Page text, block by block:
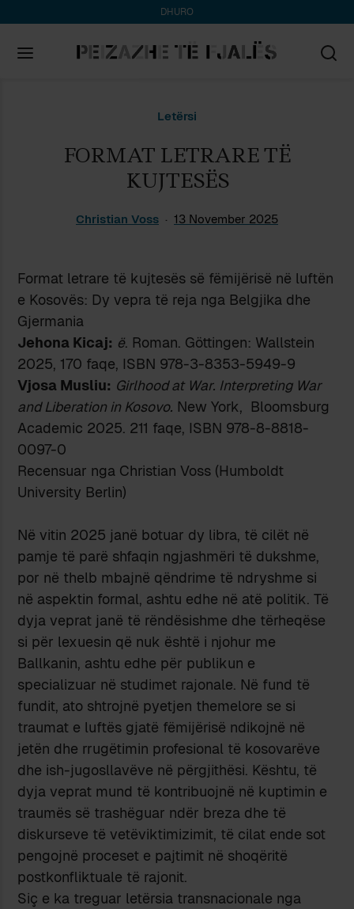
DHURO
Letërsi
FORMAT LETRARE TË
KUJTESËS
Christian Voss 13 November 2025
Format letrare të kujtesës së fëmijërisë në luftën
e Kosovës: Dy vepra të reja nga Belgjika dhe
Gjermania
Jehona Kicaj: ë. Roman. Göttingen: Wallstein
2025, 170 faqe, ISBN 978-3-8353-5949-9
Vjosa Musliu: Girlhood at War. Interpreting War
and Liberation in Kosovo. New York, Bloomsburg
Academic 2025. 211 faqe, ISBN 978-8-8818-
0097-0
Recensuar nga Christian Voss (Humboldt
University Berlin)
Në vitin 2025 janë botuar dy libra, të cilët në
pamje të parë shfaqin ngjashmëri të dukshme,
por në thelb mbajnë qëndrime të ndryshme si
në aspektin formal, ashtu edhe në atë politik. Të
dyja veprat janë të rëndësishme dhe tërheqëse
si për lexuesin që nuk është i njohur me
Ballkanin, ashtu edhe për publikun e
specializuar në studimet rajonale. Në fund të
fundit, ato shtrojnë pyetjen themelore se si
traumat e luftës gjatë fëmijërisë ndikojnë në
jetën dhe rrugëtimin profesional të kosovarëve
dhe ish-jugosllavëve në përgjithësi. Kështu, të
dyja veprat mund të kontribuojnë në kuptimin e
traumës së trashëguar ndër breza dhe të
diskurseve të vetëviktimizimit, të cilat ende sot
pengojnë proceset e pajtimit në shoqëritë
postkonfliktuale të rajonit.
Siç e ka treguar letërsia transnacionale nga